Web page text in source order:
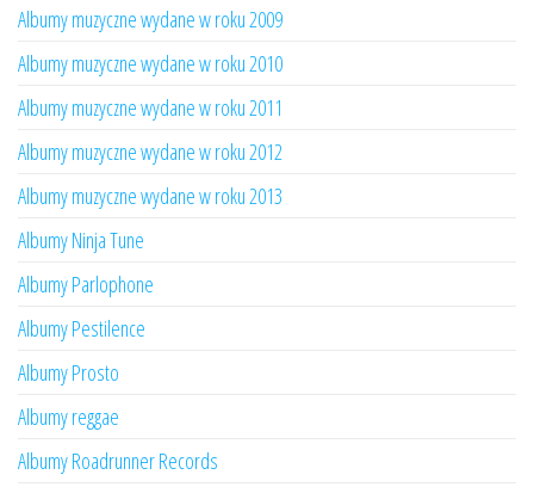
Albumy muzyczne wydane w roku 2009
Albumy muzyczne wydane w roku 2010
Albumy muzyczne wydane w roku 2011
Albumy muzyczne wydane w roku 2012
Albumy muzyczne wydane w roku 2013
Albumy Ninja Tune
Albumy Parlophone
Albumy Pestilence
Albumy Prosto
Albumy reggae
Albumy Roadrunner Records